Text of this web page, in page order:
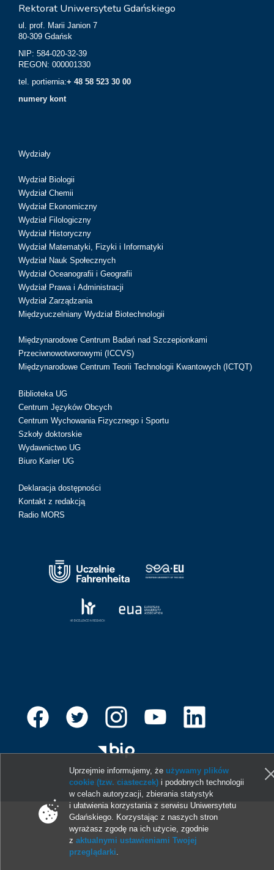
Rektorat Uniwersytetu Gdańskiego
ul. prof. Marii Janion 7
80-309 Gdańsk
NIP: 584-020-32-39
REGON: 000001330
tel. portiernia:+ 48 58 523 30 00
numery kont
Wydziały
Wydział Biologii
Wydział Chemii
Wydział Ekonomiczny
Wydział Filologiczny
Wydział Historyczny
Wydział Matematyki, Fizyki i Informatyki
Wydział Nauk Społecznych
Wydział Oceanografii i Geografii
Wydział Prawa i Administracji
Wydział Zarządzania
Międzyuczelniany Wydział Biotechnologii
Międzynarodowe Centrum Badań nad Szczepionkami
Przeciwnowotworowymi (ICCVS)
Międzynarodowe Centrum Teorii Technologii Kwantowych (ICTQT)
Biblioteka UG
Centrum Języków Obcych
Centrum Wychowania Fizycznego i Sportu
Szkoły doktorskie
Wydawnictwo UG
Biuro Karier UG
Deklaracja dostępności
Kontakt z redakcją
Radio MORS
© 2013-2026 Uniwersytet Gdański
Uprzejmie informujemy, że używamy plików
cookie (tzw. ciasteczek) i podobnych technologii
w celach autoryzacji, zbierania statystyk
i ułatwienia korzystania z serwisu Uniwersytetu
Gdańskiego. Korzystając z naszych stron
wyrażasz zgodę na ich użycie, zgodnie
zaktualnymi ustawieniami Twojej
przeglądarki.